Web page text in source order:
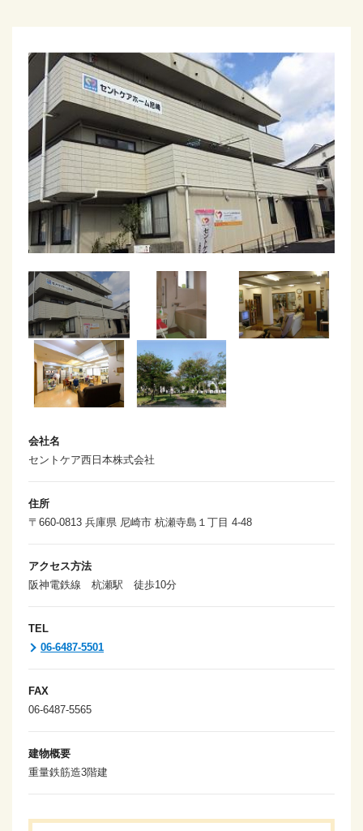
会社名
セントケア西日本株式会社
住所
〒660-0813 兵庫県 尼崎市 杭瀬寺島１丁目 4-48
アクセス方法
阪神電鉄線 杭瀬駅 徒歩10分
TEL
06-6487-5501
FAX
06-6487-5565
建物概要
重量鉄筋造3階建